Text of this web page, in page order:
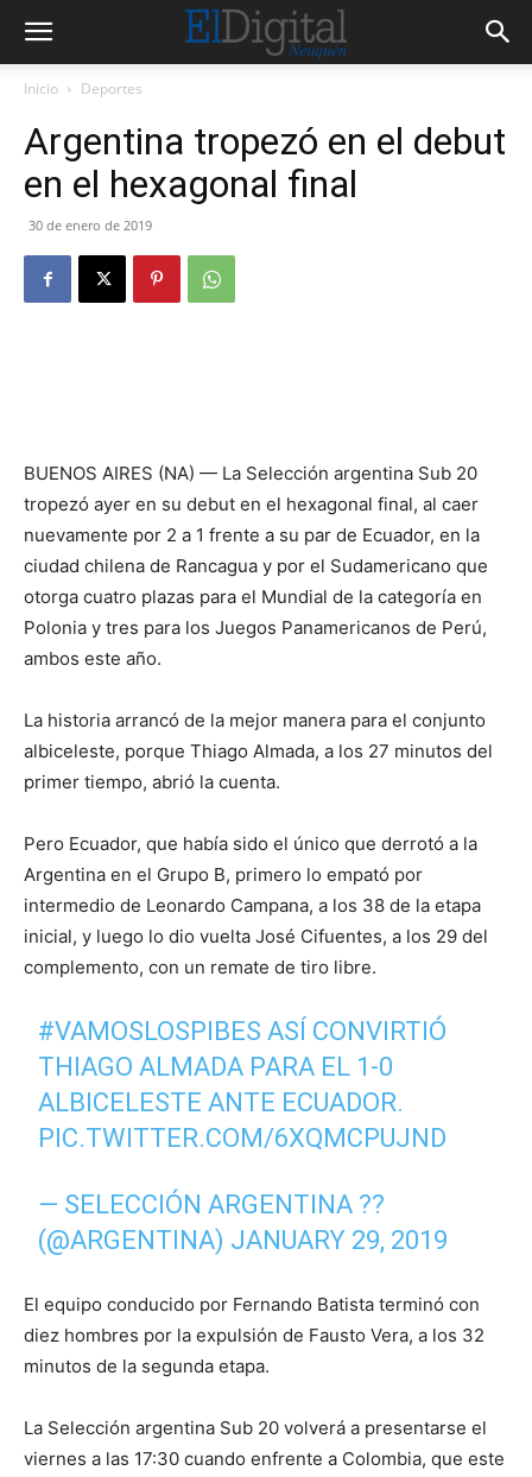
Inicio Deportes
Argentina tropezó en el debut
en el hexagonal final
30 de enero de 2019
BUENOS AIRES (NA) — La Selección argentina Sub 20
tropezó ayer en su debut en el hexagonal final, al caer
nuevamente por 2 a 1 frente a su par de Ecuador, en la
ciudad chilena de Rancagua y por el Sudamericano que
otorga cuatro plazas para el Mundial de la categoría en
Polonia y tres para los Juegos Panamericanos de Perú,
ambos este año.
La historia arrancó de la mejor manera para el conjunto
albiceleste, porque Thiago Almada, a los 27 minutos del
primer tiempo, abrió la cuenta.
Pero Ecuador, que había sido el único que derrotó a la
Argentina en el Grupo B, primero lo empató por
intermedio de Leonardo Campana, a los 38 de la etapa
inicial, y luego lo dio vuelta José Cifuentes, a los 29 del
complemento, con un remate de tiro libre.
#VAMOSLOSPIBES ASÍ CONVIRTIÓ
THIAGO ALMADA PARA EL 1-0
ALBICELESTE ANTE ECUADOR.
PIC.TWITTER.COM/6XQMCPUJND
— SELECCIÓN ARGENTINA ??
(@ARGENTINA) JANUARY 29, 2019
El equipo conducido por Fernando Batista terminó con
diez hombres por la expulsión de Fausto Vera, a los 32
minutos de la segunda etapa.
La Selección argentina Sub 20 volverá a presentarse el
viernes a las 17:30 cuando enfrente a Colombia, que este